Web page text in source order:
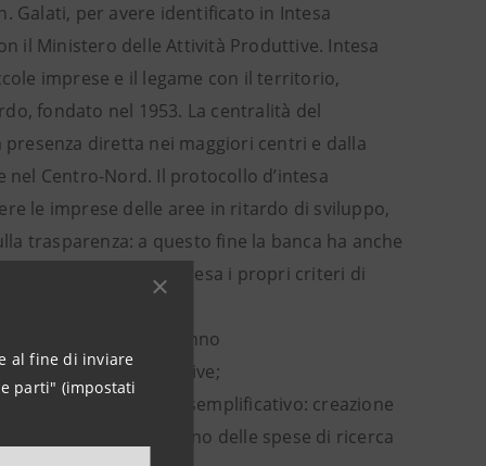
al fine di inviare
parti" (impostati
Galati, per avere identificato in Intesa
il Ministero delle Attività Produttive. Intesa
imprese e il legame con il territorio,
fondato nel 1953. La centralità del
diretta nei maggiori centri e dalla
Centro-Nord. Il protocollo d’intesa
le imprese delle aree in ritardo di sviluppo,
trasparenza: a questo fine la banca ha anche
con l’impresa i propri criteri di
che consentiranno
delle Attività Produttive;
(a titolo esemplificativo: creazione
sostegno delle spese di ricerca